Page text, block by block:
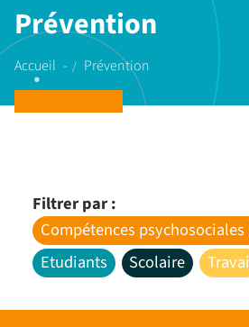
Prévention
Accueil Prévention
Filtrer par :
Compétences psychosociales
Etudiants
Scolaire